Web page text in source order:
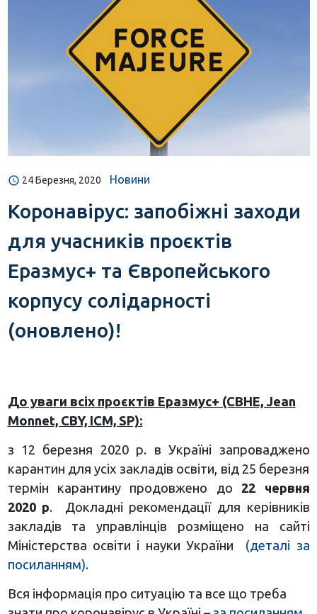
24 Березня, 2020 Новини
Коронавірус: запобіжні заходи
для учасників проєктів
Еразмус+ та Європейського
корпусу солідарності
(оновлено)!
До уваги всіх проєктів Еразмус+ (СВНЕ, Jean
Monnet, CBY, ICM, SP):
з 12 березня 2020 р. в Україні запроваджено
карантин для усіх закладів освіти, від 25 березня
термін карантину продовжено до 22 червня
2020 р. Докладні рекомендації для керівників
закладів та управлінців розміщено на сайті
Міністерства освіти і науки України (деталі за
посиланням).
Вся інформація про ситуацію та все що треба